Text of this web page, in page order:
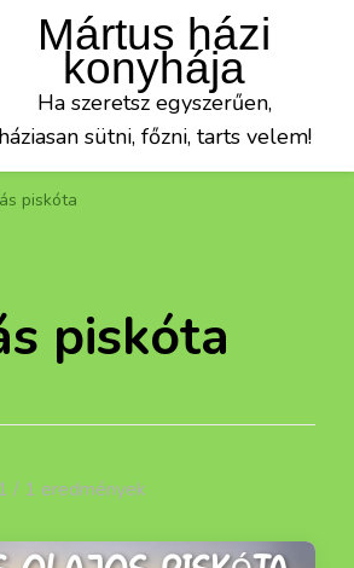
Mártus házi
konyhája
Ha szeretsz egyszerűen,
háziasan sütni, főzni, tarts velem!
piskóta
piskóta
/ 1 eredmények